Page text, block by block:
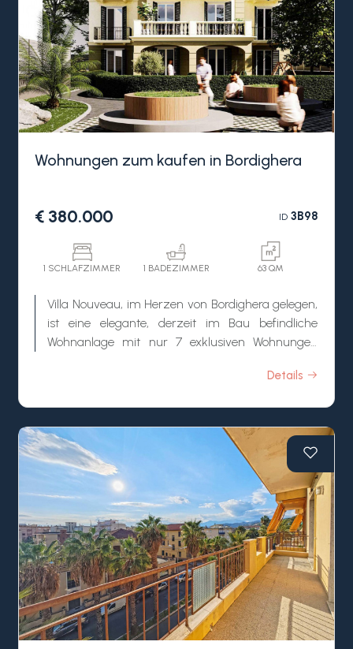
Wohnungen zum kaufen in Bordighera
€ 380.000 ID3B98
1 SCHLAFZIMMER 1 BADEZIMMER 63 QM
Villa Nouveau, im Herzen von Bordighera gelegen,
ist eine elegante, derzeit im Bau befindliche
Wohnanlage mit nur 7 exklusiven Wohnungen
Gefüge von Bordighera ein. Die Immobilie befindet
sich in einer von Bäumen gesäumten und
ruhigen Gegend, umgeben von Parks und allen
Annehmlichkeiten. Die zum Verkauf stehenden
Wohnungen Ligurien bieten private Gärten,
Balkone und Terrassen und garantieren luxuriöses
und komfortables Wohnen. Dies wird durch die
Verwendung hochwertiger Materialien und
hervorragender Verarbeitung sichergestellt, wobei
besonderes Augenmerk auf Wohnkomfort und
Energieeffizienz gelegt wird. Die Wohnungen
erreichen die höchste Energieklasse A4 und
Details